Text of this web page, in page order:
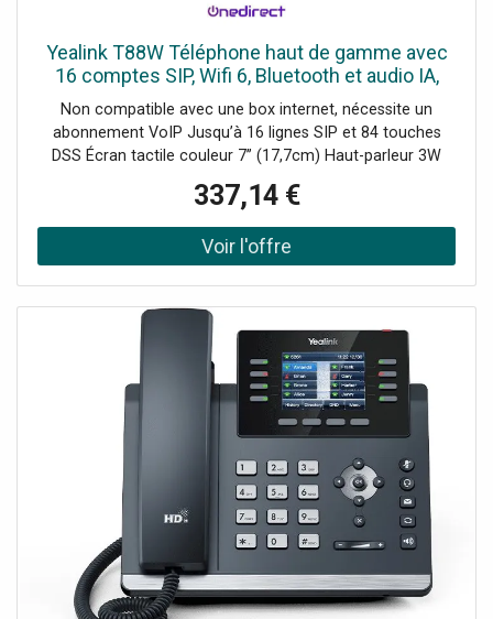
Yealink T88W Téléphone haut de gamme avec
16 comptes SIP, Wifi 6, Bluetooth et audio IA,
pensé pour la productivité et la sécurité.
Non compatible avec une box internet, nécessite un
abonnement VoIP Jusqu’à 16 lignes SIP et 84 touches
DSS Écran tactile couleur 7’’ (17,7cm) Haut-parleur 3W
Suppression de bruit par IA et Acoustic Shield
Conférences locales jusqu’à 10 participants Wifi 6 double
bande et Bluetooth 5.0 intégrés Sécurité avancée : triple
anneau (appareil, réseau, transmission) Design robuste et
antimicrobien : supporte l'usage intensif
337,14 €